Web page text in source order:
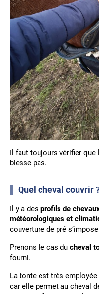
Il faut toujours vérifier que
blesse pas.
Quel cheval couvrir
Il y a des profils de
météorologiques et
couverture de pré s’impose.
Prenons le cas du cheval
fourni.
La tonte est très
car elle permet au cheval